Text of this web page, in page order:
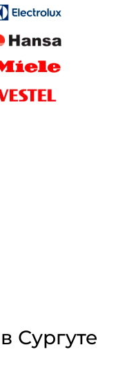
Сургуте